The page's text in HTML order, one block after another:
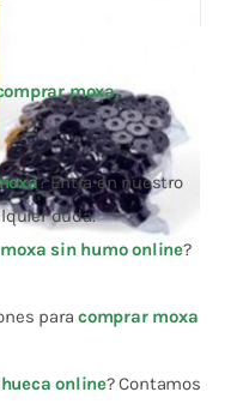
moxa,
? Entra en nuestro
duda.
sin humo online?
paracomprar moxa
online? Contamos